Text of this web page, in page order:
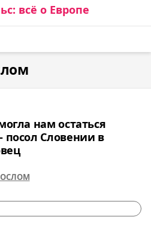
нам остаться
Словении в